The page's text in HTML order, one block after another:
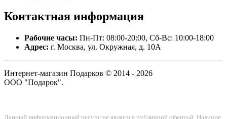
Контактная информация
Рабочие часы: Пн-Пт: 08:00-20:00, Сб-Вс: 10:00-18:00
Адрес: г. Москва, ул. Окружная, д. 10А
Интернет-магазин Подарков © 2014 - 2026
ООО "Подарок".
Данный информационный ресурс не является публичной офертой. Наличие